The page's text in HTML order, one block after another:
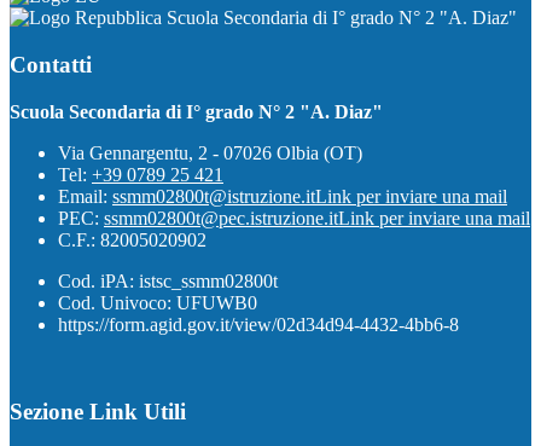
Scuola Secondaria di I° grado N° 2 "A. Diaz"
Contatti
Scuola Secondaria di I° grado N° 2 "A. Diaz"
Via Gennargentu, 2 - 07026 Olbia (OT)
Tel: +39 0789 25 421
Email: ssmm02800t@istruzione.itLink per inviare una mail
PEC: ssmm02800t@pec.istruzione.itLink per inviare una mail
C.F.: 82005020902
Cod. iPA: istsc_ssmm02800t
Cod. Univoco: UFUWB0
https://form.agid.gov.it/view/02d34d94-4432-4bb6-8
Sezione Link Utili